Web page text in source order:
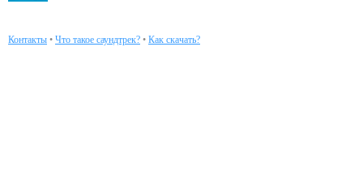
Контакты • Что такое саундтрек? • Как скачать?